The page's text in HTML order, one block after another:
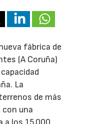
fábrica de
(A Coruña)
La
de más
con una